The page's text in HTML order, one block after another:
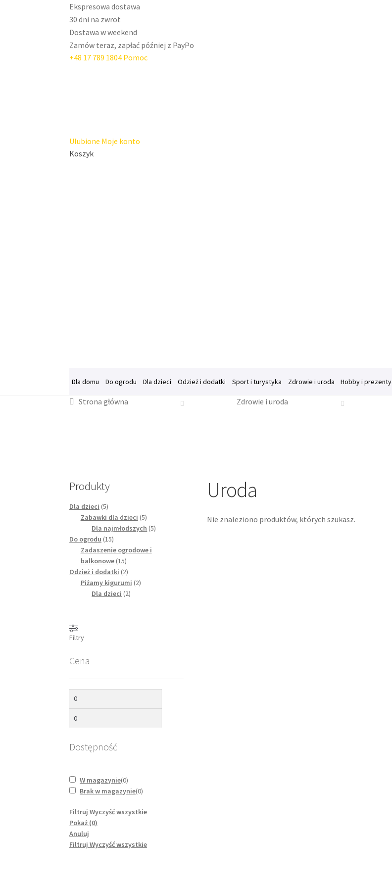
Ekspresowa dostawa
30 dni na zwrot
Dostawa w weekend
Zamów teraz, zapłać później z PayPo
+48 17 789 1804 Pomoc
Ulubione Moje konto
Koszyk
Dla domu Do ogrodu Dla dzieci Odzież i dodatki Sport i turystyka Zdrowie i uroda Hobby i prezenty
Strona główna FAQ Moje konto
Strona główna Zdrowie i uroda
Uroda
Nie znaleziono produktów, których szukasz.
Produkty
Dla dzieci (5)
Zabawki dla dzieci (5)
Dla najmłodszych (5)
Do ogrodu (15)
Zadaszenie ogrodowe i
balkonowe(15)
Odzież i dodatki (2)
Piżamy kigurumi (2)
Dla dzieci (2)
Filtry
Cena
Dostępność
W magazynie(0)
Brak w magazynie(0)
FiltrujWyczyść wszystkie
Pokaż (0)
Anuluj
FiltrujWyczyść wszystkie